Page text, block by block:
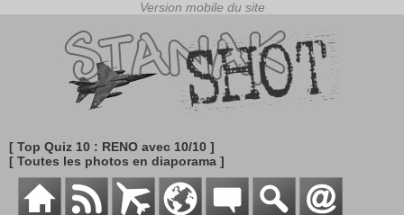
[ Top Quiz 10 : RENO avec 10/10 ]
[ Toutes les photos en diaporama ]